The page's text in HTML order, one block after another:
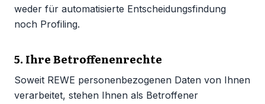
weder für automatisierte Entscheidungsfindung
noch Profiling.
5. Ihre Betroffenenrechte
Soweit REWE personenbezogenen Daten von Ihnen
verarbeitet, stehen Ihnen als Betroffener